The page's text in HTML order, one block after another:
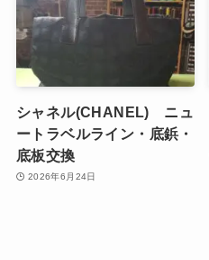
シャネル(CHANEL) ニュ
ートラベルライン・底鋲・
底板交換
2026年6月24日